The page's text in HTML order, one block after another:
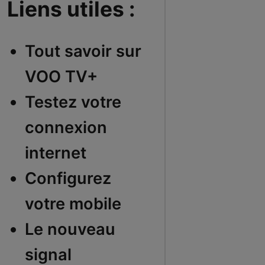
Liens utiles :
Tout savoir sur
VOO TV+
Testez votre
connexion
internet
Configurez
votre mobile
Le nouveau
signal